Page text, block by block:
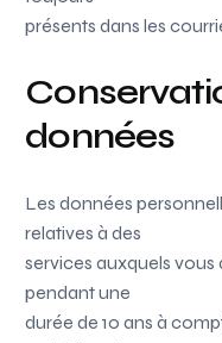
présents dans les
données
Les données
relatives à des
services auxquels
pendant une
durée de 10 ans à